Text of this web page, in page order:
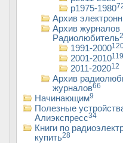
р1975-1980
Архив
Архив журналов
Радиолюбитель
1991-2000
2001-2010119
2011-202012
Архив
журналов66
Начинающим9
Полезные
Алиэкспресс34
Книги по
купить28